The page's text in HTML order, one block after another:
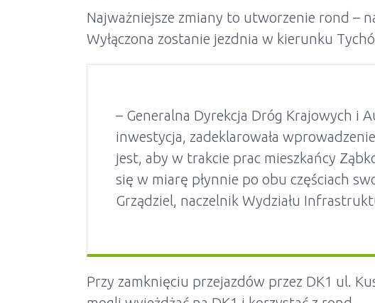
Najważniejsze zmiany to utworzenie rond –
Wyłączona zostanie jezdnia w kierunku
– Generalna Dyrekcja Dróg Krajowych i
inwestycja, zadeklarowała
jest, aby w trakcie prac mieszkańcy
się w miarę płynnie po obu częściach
Grządziel, naczelnik Wydziału
Przy zamknięciu przejazdów przez DK1 ul.